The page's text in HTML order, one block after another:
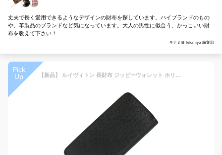
丈夫で長く愛用できるようなデザインの財布を探しています。ハイブランドのもの
や、革製品のブランドなど気になっています。大人の男性に似合う、かっこいい財
布を教えて下さい！
キテミヨ-kitemiyo-編集部
Pick
Up
【新品】 ルイヴィトン 長財布 ジッピーウォレット ホリゾンタル タイガ レザー ブラック 黒 ルイヴィトン ラウンドファスナー長財布 LOUIS VUITTON ルイヴィトン 財布 メンズ レディース LVロゴ ラウンドジップ ロングウォレット 本革 M31071 ブランド